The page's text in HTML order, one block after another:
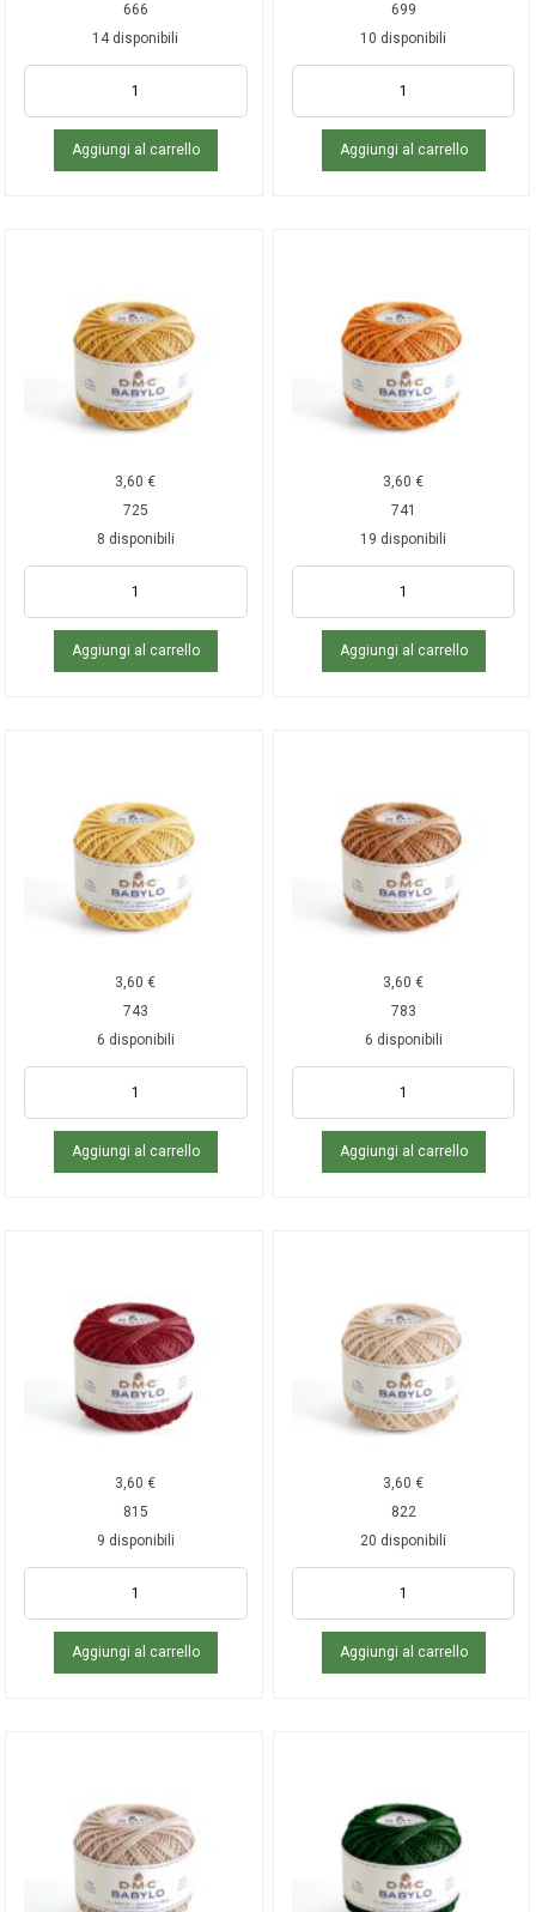
666
14 disponibili
Aggiungi al carrello
699
10 disponibili
Aggiungi al carrello
3,60€
725
8 disponibili
Aggiungi al carrello
3,60€
741
19 disponibili
Aggiungi al carrello
3,60€
743
6 disponibili
Aggiungi al carrello
3,60€
783
6 disponibili
Aggiungi al carrello
3,60€
815
9 disponibili
Aggiungi al carrello
3,60€
822
20 disponibili
Aggiungi al carrello